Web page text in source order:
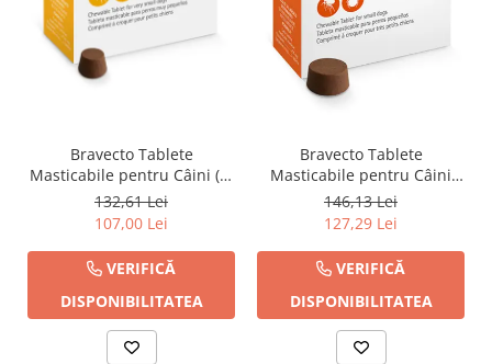
Bravecto Tablete
Masticabile pentru Câini (2-
4.5 kg) - 112.5 mg
132,61 Lei
107,00 Lei
VERIFICĂ
DISPONIBILITATEA
Bravecto Tablete
Masticabile pentru Câini
(4.5-10 kg) - 250 mg
146,13 Lei
127,29 Lei
VERIFICĂ
DISPONIBILITATEA